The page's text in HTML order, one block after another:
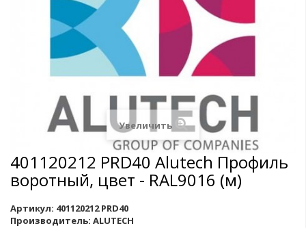
Увеличить
401120212 PRD40 Alutech Профиль
воротный, цвет - RAL9016 (м)
Артикул: 401120212 PRD40
Производитель: ALUTECH